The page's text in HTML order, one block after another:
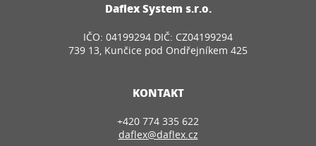
Daflex System s.r.o.
IČO: 04199294 DIČ: CZ04199294
739 13, Kunčice pod Ondřejníkem 425
KONTAKT
+420 774 335 622
daflex@daflex.cz